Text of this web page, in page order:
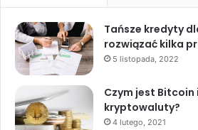
Tańsze kredyty
rozwiązać kilka
5 listopada, 2022
Czym jest Bitcoin
kryptowaluty?
4 lutego, 2021